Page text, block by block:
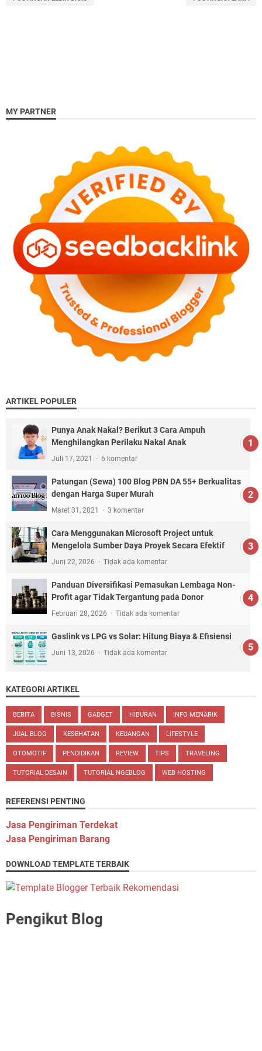
MY PARTNER
ARTIKEL POPULER
Punya Anak Nakal? Berikut 3 Cara Ampuh
Menghilangkan Perilaku Nakal Anak
Juli 17, 2021 6 komentar
Patungan (Sewa) 100 Blog PBN DA 55+ Berkualitas
dengan Harga Super Murah
Maret 31, 2021 3 komentar
Cara Menggunakan Microsoft Project untuk
Mengelola Sumber Daya Proyek Secara Efektif
Juni 22, 2026 Tidak ada komentar
Panduan Diversifikasi Pemasukan Lembaga Non-
Profit agar Tidak Tergantung pada Donor
Februari 28, 2026 Tidak ada komentar
Gaslink vs LPG vs Solar: Hitung Biaya & Efisiensi
Juni 13, 2026 Tidak ada komentar
KATEGORI ARTIKEL
BERITA BISNIS GADGET HIBURAN INFO MENARIK
JUAL BLOG KESEHATAN KEUANGAN LIFESTYLE
OTOMOTIF PENDIDIKAN REVIEW TIPS TRAVELING
TUTORIAL DESAIN TUTORIAL NGEBLOG WEB HOSTING
REFERENSI PENTING
Jasa Pengiriman Terdekat
Jasa Pengiriman Barang
DOWNLOAD TEMPLATE TERBAIK
Pengikut Blog